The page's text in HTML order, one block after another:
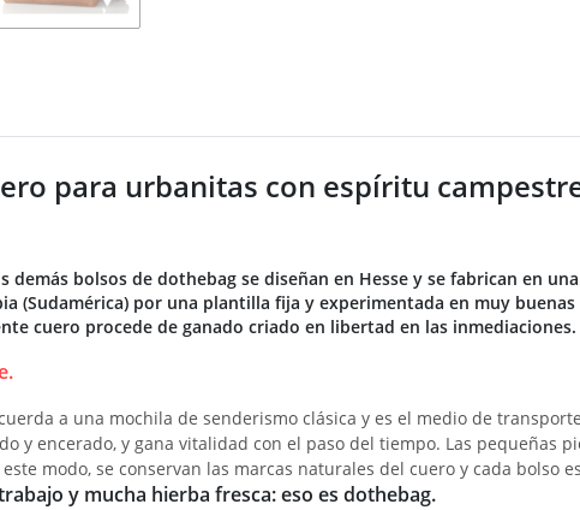
para urbanitas con espíritu
demás bolsos de dothebag se diseñan en Hesse y se fabrican en
(Sudamérica) por una plantilla fija y experimentada en muy
cuero procede de ganado criado en libertad en las inmediaciones.
a una mochila de senderismo clásica y es el medio de
y encerado, y gana vitalidad con el paso del tiempo. Las pequeñas
modo, se conservan las marcas naturales del cuero y cada bolso
y mucha hierba fresca: eso es dothebag.